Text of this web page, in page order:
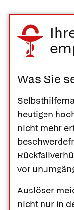
Was Sie
heutigen
nicht mehr
vor
Auslöser
nicht nur in